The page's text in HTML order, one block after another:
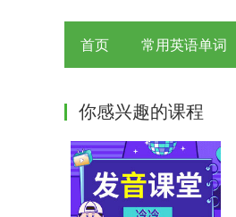
首页 常用英语单词
你感兴趣的课程